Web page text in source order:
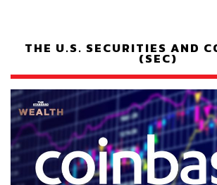
THE U.S. SECURITIES AND
(SEC)